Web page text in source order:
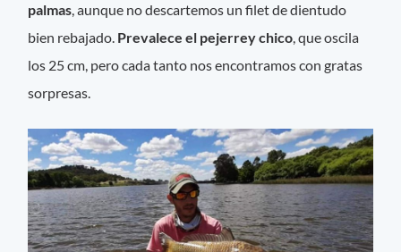
palmas, aunque no descartemos un filet de dientudo
bien rebajado. Prevalece el pejerrey chico, que oscila
los 25 cm, pero cada tanto nos encontramos con gratas
sorpresas.